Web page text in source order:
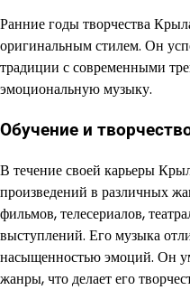
Ранние годы творчества
оригинальным стилем. Он
традиции с современными
эмоциональную музыку.
Обучение и
В течение своей карьеры
произведений в различных
фильмов, телесериалов,
выступлений. Его музыка
насыщенностью эмоций. Он
жанры, что делает его